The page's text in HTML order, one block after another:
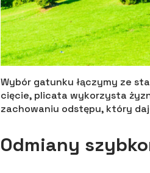
Wybór gatunku łączymy ze
cięcie, plicata wykorzysta
zachowaniu odstępu, który
Odmiany